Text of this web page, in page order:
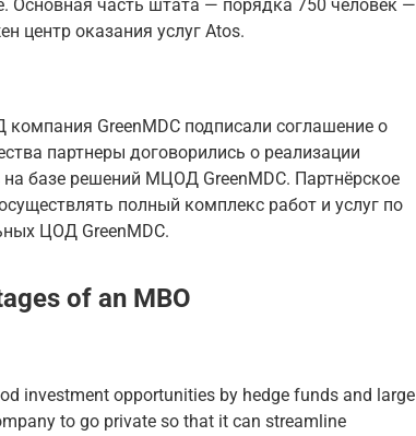
Основная часть штата — порядка 750 человек —
центр оказания услуг Atos.
GreenMDC подписали соглашение о
партнеры договорились о реализации
базе решений МЦОД GreenMDC. Партнёрское
полный комплекс работ и услуг по
ЦОД GreenMDC.
of an MBO
investment opportunities by hedge funds and large
to go private so that it can streamline